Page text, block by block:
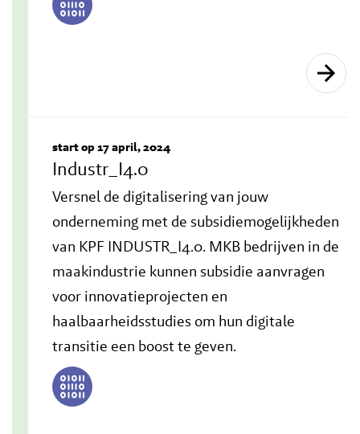
start op 17 april, 2024
Industr_I4.0
Versnel de digitalisering van jouw
onderneming met de subsidiemogelijkheden
van KPF INDUSTR_I4.0. MKB bedrijven in de
maakindustrie kunnen subsidie aanvragen
voor innovatieprojecten en
haalbaarheidsstudies om hun digitale
transitie een boost te geven.